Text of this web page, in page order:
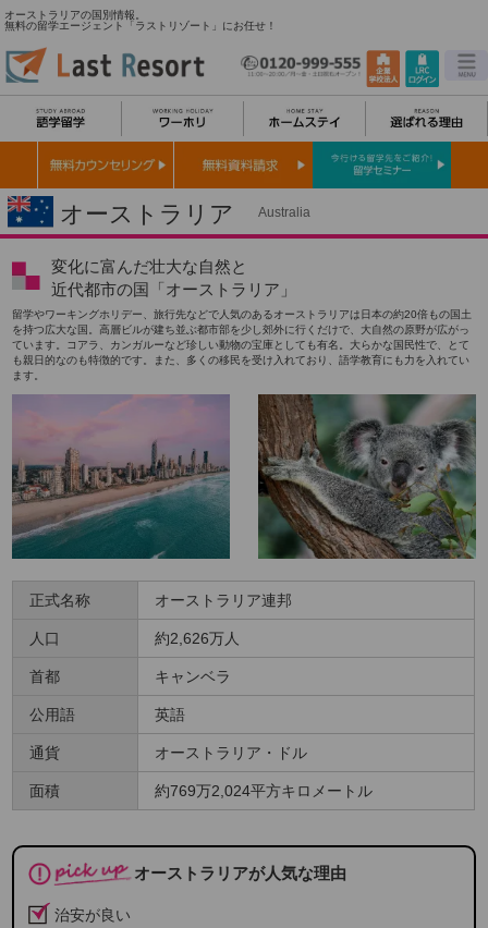
オーストラリアの国別情報。
無料の留学エージェント「ラストリゾート」にお任せ！
オーストラリア Australia
変化に富んだ壮大な自然と
近代都市の国「オーストラリア」
留学やワーキングホリデー、旅行先などで人気のあるオーストラリアは日本の約20倍もの国土
を持つ広大な国。高層ビルが建ち並ぶ都市部を少し郊外に行くだけで、大自然の原野が広がっ
ています。コアラ、カンガルーなど珍しい動物の宝庫としても有名。大らかな国民性で、とて
も親日的なのも特徴的です。また、多くの移民を受け入れており、語学教育にも力を入れてい
ます。
正式名称 オーストラリア連邦
人口 約2,626万人
首都 キャンベラ
公用語 英語
通貨 オーストラリア・ドル
面積 約769万2,024平方キロメートル
オーストラリアが人気な理由
治安が良い